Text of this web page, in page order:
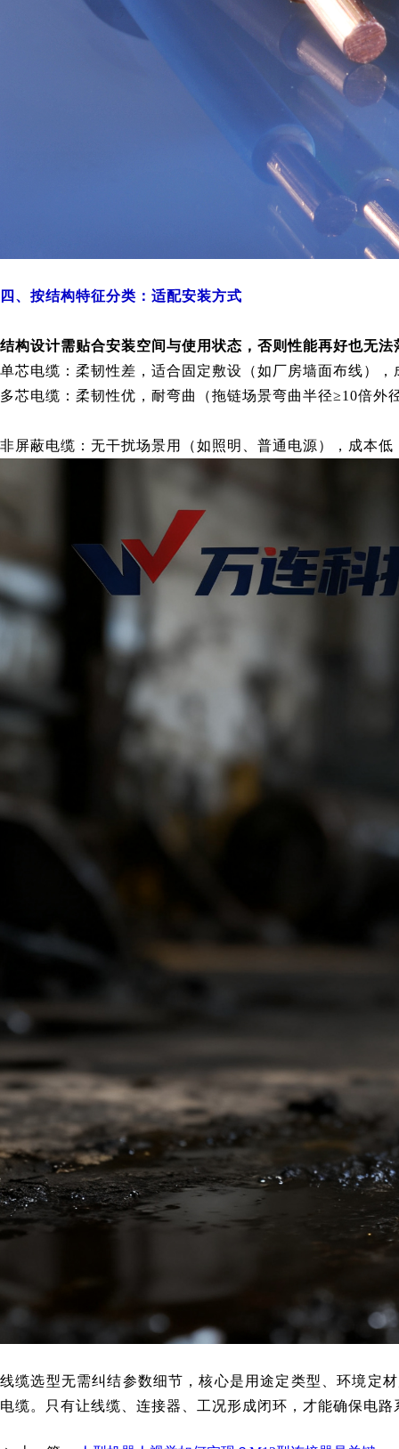
四、按结构特征分类：适配安装方式
结构设计需贴合安装空间与使用状态，否则性能再好也无法
单芯电缆：柔韧性差，适合固定敷设（如厂房墙面布线）
多芯电缆：柔韧性优，耐弯曲（拖链场景弯曲半径≥10倍
非屏蔽电缆：无干扰场景用（如照明、普通电源），成本
线缆选型无需纠结参数细节，核心是用途定类型、环境定
电缆。只有让线缆、连接器、工况形成闭环，才能确保电